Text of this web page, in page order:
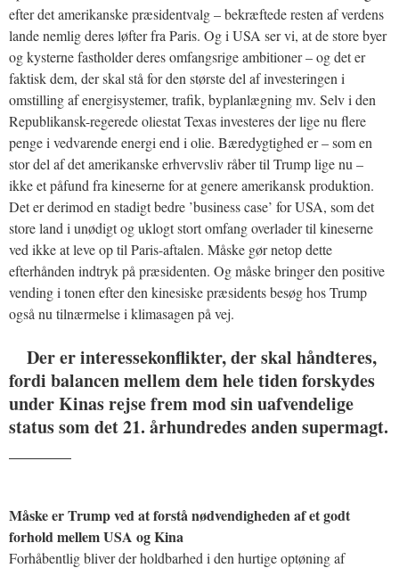
efter det amerikanske præsidentvalg – bekræftede resten af verdens
lande nemlig deres løfter fra Paris. Og i USA ser vi, at de store byer
og kysterne fastholder deres omfangsrige ambitioner – og det er
faktisk dem, der skal stå for den største del af investeringen i
omstilling af energisystemer, trafik, byplanlægning mv. Selv i den
Republikansk-regerede oliestat Texas investeres der lige nu flere
penge i vedvarende energi end i olie. Bæredygtighed er – som en
stor del af det amerikanske erhvervsliv råber til Trump lige nu –
ikke et påfund fra kineserne for at genere amerikansk produktion.
Det er derimod en stadigt bedre ’business case’ for USA, som det
store land i unødigt og uklogt stort omfang overlader til kineserne
ved ikke at leve op til Paris-aftalen. Måske gør netop dette
efterhånden indtryk på præsidenten. Og måske bringer den positive
vending i tonen efter den kinesiske præsidents besøg hos Trump
også nu tilnærmelse i klimasagen på vej.
Der er interessekonflikter, der skal håndteres,
fordi balancen mellem dem hele tiden forskydes
under Kinas rejse frem mod sin uafvendelige
status som det 21. århundredes anden supermagt.
Måske er Trump ved at forstå nødvendigheden af et godt
forhold mellem USA og Kina
Forhåbentlig bliver der holdbarhed i den hurtige optøning af